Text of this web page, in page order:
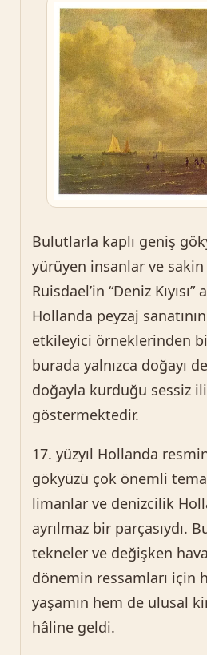
Bulutlarla kaplı geniş
yürüyen insanlar ve
Ruisdael’in “Deniz Kıyısı”
Hollanda peyzaj
etkileyici örneklerinden
burada yalnızca doğayı
doğayla kurduğu sessiz
göstermektedir.
17. yüzyıl Hollanda
gökyüzü çok önemli
limanlar ve denizcilik
ayrılmaz bir parçasıydı.
tekneler ve değişken
dönemin ressamları için
yaşamın hem de ulusal
hâline geldi.